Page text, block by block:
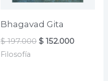
Bhagavad Gita
$197.000 El
$ 152.000El
Filosofía